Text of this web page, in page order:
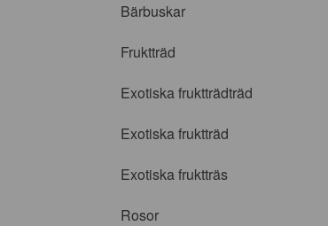
Bärbuskar
Fruktträd
Exotiska fruktträdträd
Exotiska fruktträd
Exotiska fruktträs
Rosor